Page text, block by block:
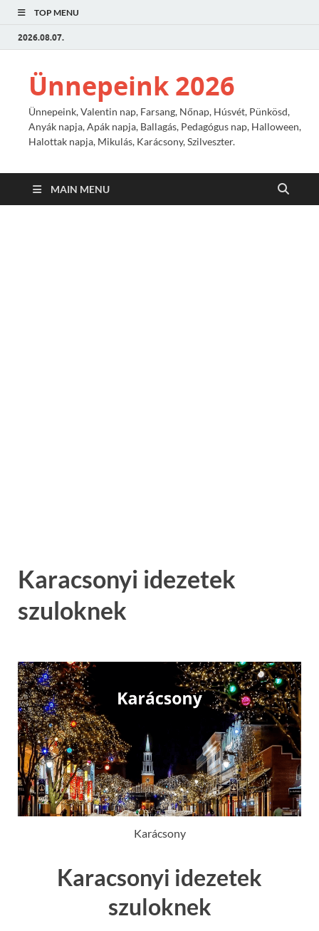
TOP MENU
2026.08.07.
Ünnepeink 2026
Ünnepeink, Valentin nap, Farsang, Nőnap, Húsvét, Pünkösd,
Anyák napja, Apák napja, Ballagás, Pedagógus nap, Halloween,
Halottak napja, Mikulás, Karácsony, Szilveszter.
MAIN MENU
Karacsonyi idezetek
szuloknek
Karácsony
Karacsonyi idezetek
szuloknek